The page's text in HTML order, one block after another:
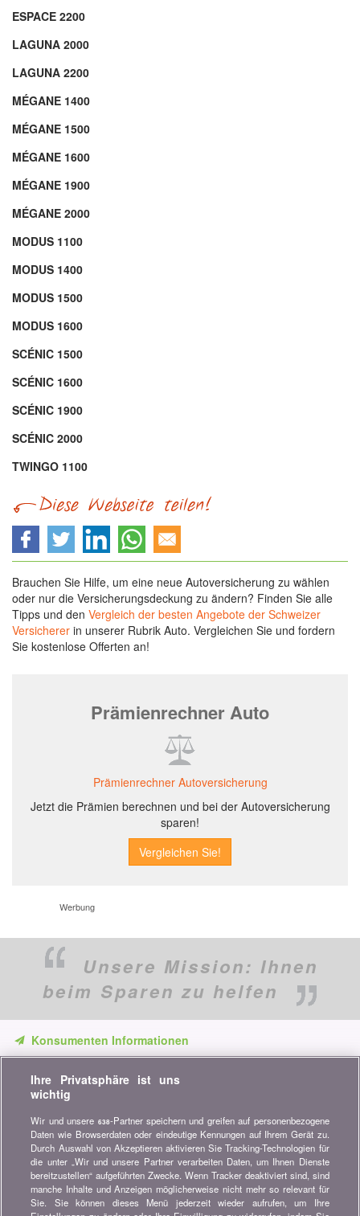
ESPACE 2200
LAGUNA 2000
LAGUNA 2200
MÉGANE 1400
MÉGANE 1500
MÉGANE 1600
MÉGANE 1900
MÉGANE 2000
MODUS 1100
MODUS 1400
MODUS 1500
MODUS 1600
SCÉNIC 1500
SCÉNIC 1600
SCÉNIC 1900
SCÉNIC 2000
TWINGO 1100
Brauchen Sie Hilfe, um eine neue Autoversicherung zu wählen
oder nur die Versicherungsdeckung zu ändern? Finden Sie alle
Tipps und den Vergleich der besten Angebote der Schweizer
Versicherer in unserer Rubrik Auto. Vergleichen Sie und fordern
Sie kostenlose Offerten an!
Prämienrechner Auto
Prämienrechner Autoversicherung
Jetzt die Prämien berechnen und bei der Autoversicherung
sparen!
Werbung
Unsere Mission: Ihnen
beim Sparen zu helfen
Konsumenten Informationen
unsere Vergleiche, Ratschläge und Tipps in den Bereichen
Versicherung, Finanzen, Konsumgüter und vieles mehr...
Newsletter bestellen
Treten Sie unserer Community bei
Bleiben Sie auf dem neuesten Stand, finden Sie alle Ratschläge
und Tipps zum Sparen auf:
Ihre Privatsphäre ist uns
wichtig
Wir und unsere 638-Partner speichern und greifen auf personenbezogene
Daten wie Browserdaten oder eindeutige Kennungen auf Ihrem Gerät zu.
Durch Auswahl von Akzeptieren aktivieren Sie Tracking-Technologien für
die unter „Wir und unsere Partner verarbeiten Daten, um Ihnen Dienste
bereitzustellen“ aufgeführten Zwecke. Wenn Tracker deaktiviert sind, sind
manche Inhalte und Anzeigen möglicherweise nicht mehr so relevant für
Sie. Sie können dieses Menü jederzeit wieder aufrufen, um Ihre